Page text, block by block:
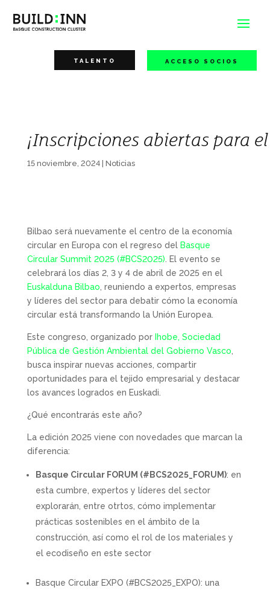
TALENTO ACCESO SOCIOS
¡Inscripciones abiertas para
15 noviembre, 2024| Noticias
Bilbao será nuevamente el centro de la economía
circular en Europa con el regreso del Basque
Circular Summit 2025 (#BCS2025) . El evento se
celebrará los días 2, 3 y 4 de abril de 2025 en el
Euskalduna Bilbao , reuniendo a expertos, empresas
y líderes del sector para debatir cómo la economía
circular está transformando la Unión Europea.
Este congreso, organizado por Ihobe, Sociedad
Pública de Gestión Ambiental del Gobierno Vasco
busca inspirar nuevas acciones, compartir
oportunidades para el tejido empresarial y destacar
los avances logrados en Euskadi.
¿Qué encontrarás este año?
La edición 2025 viene con novedades que marcan la
diferencia:
Basque Circular FORUM (#BCS2025_FORUM): en
esta cumbre, expertos y líderes del sector
explorarán, entre otrtos, cómo implementar
prácticas sostenibles en el ámbito de la
construcción, así como el rol de los materiales y
el ecodiseño en este sector
Basque Circular EXPO (#BCS2025_EXPO): una